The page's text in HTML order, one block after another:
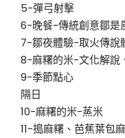
5-彈弓射擊
6-晚餐-傳統創意鄒是
7-鄒夜體驗-取火傳說
8-麻糬的米-文化解說
9-季節點心
隔日
10-麻糬的米-蒸米
11-搗麻糬、芭蕉葉包